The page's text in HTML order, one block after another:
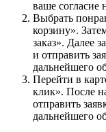
ваше согласие
Выбрать
корзину».
заказ». Далее
и отправить
дальнейшего
Перейти в
клик». После
отправить
дальнейшего